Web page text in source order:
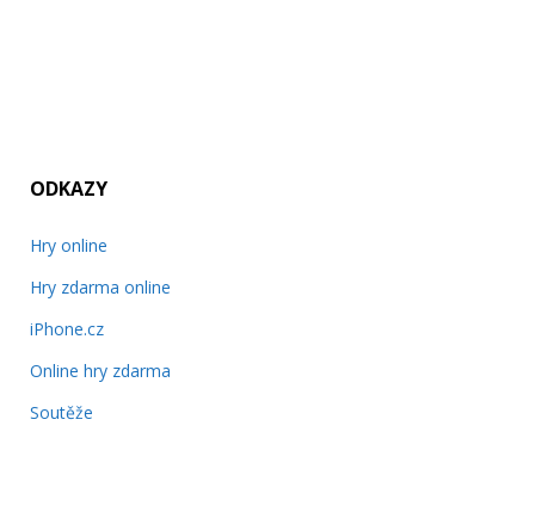
ODKAZY
Hry online
Hry zdarma online
iPhone.cz
Online hry zdarma
Soutěže